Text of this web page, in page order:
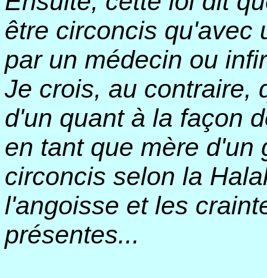
être circoncis qu'avec
par un médecin ou
Je crois, au contraire,
d'un quant à la façon
en tant que mère d'un
circoncis selon la
l'angoisse et les
présentes...